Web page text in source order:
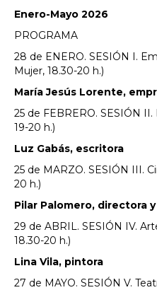
Enero-Mayo 2026
PROGRAMA
28 de ENERO. SESIÓN I.
Mujer, 18.30-20 h.)
María Jesús Lorente,
25 de FEBRERO. SESIÓN
19-20 h.)
Luz Gabás, escritora
25 de MARZO. SESIÓN III.
20 h.)
Pilar Palomero, directora
29 de ABRIL. SESIÓN IV.
18.30-20 h.)
Lina Vila, pintora
27 de MAYO. SESIÓN V.